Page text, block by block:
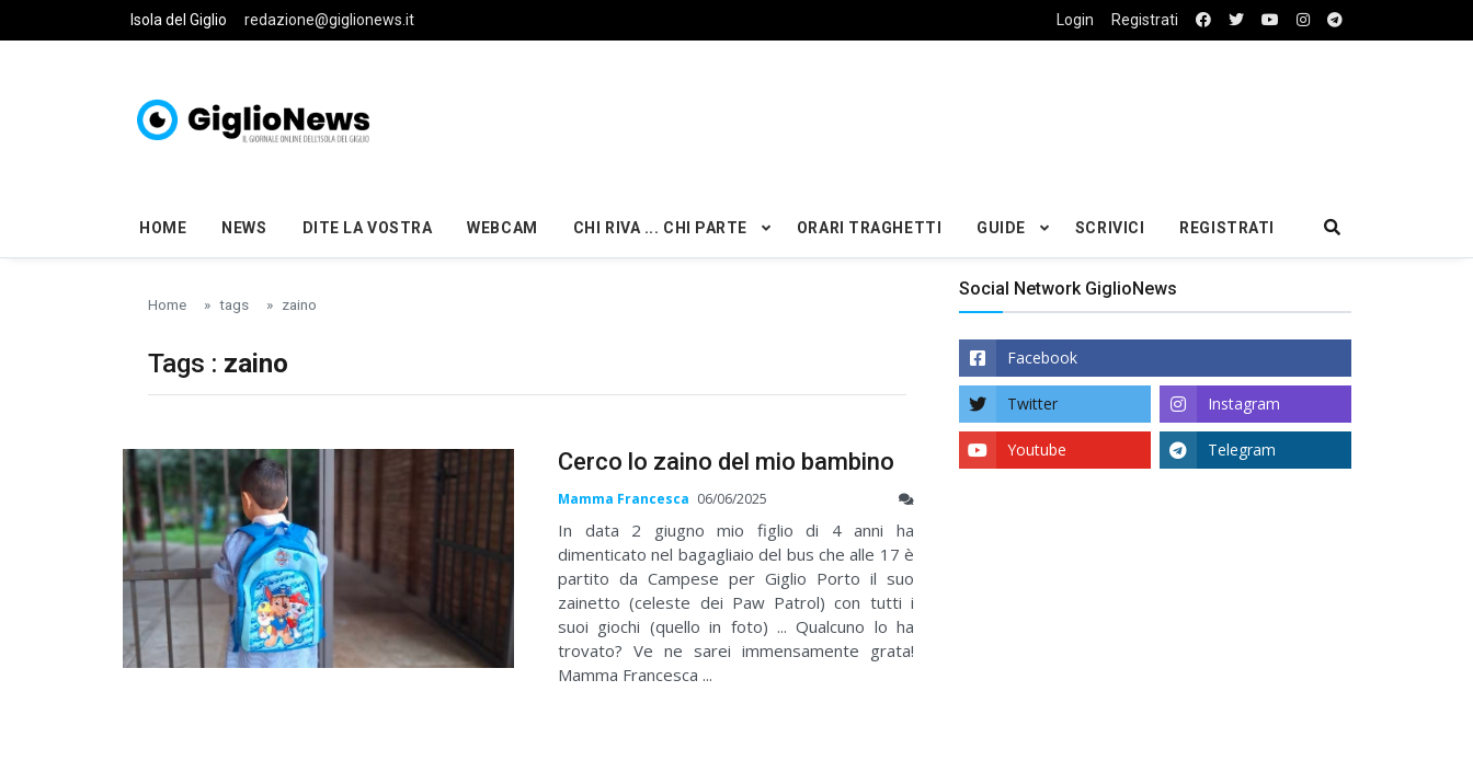
Skip to main content
Isola del Giglio redazione@giglionews.it Login Registrati
HOME NEWS DITE LA VOSTRA WEBCAM CHI RIVA ... CHI PARTE ORARI TRAGHETTI GUIDE SCRIVICI REGISTRATI
Home tags zaino
Tags : zaino
Cerco lo zaino del mio bambino
Mamma Francesca 06/06/2025
In data 2 giugno mio figlio di 4 anni ha
dimenticato nel bagagliaio del bus che alle 17 è
partito da Campese per Giglio Porto il suo
zainetto (celeste dei Paw Patrol) con tutti i
suoi giochi (quello in foto) ... Qualcuno lo ha
trovato? Ve ne sarei immensamente grata!
Mamma Francesca ...
Social Network GiglioNews
Facebook
Twitter Instagram
Youtube Telegram